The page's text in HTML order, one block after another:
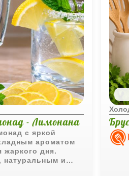
- Лимонана
с яркой
ароматом
жаркого дня.
натуральным и